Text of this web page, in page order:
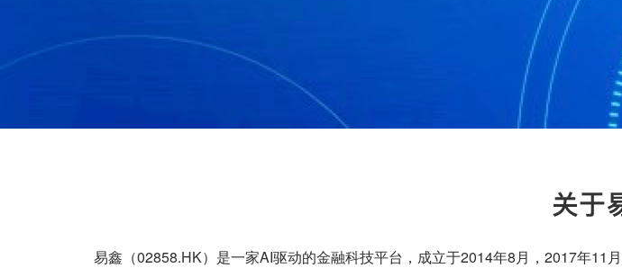
易鑫（02858.HK）是一家AI驱动的金融科技平台，成立于2014年8月，2017年